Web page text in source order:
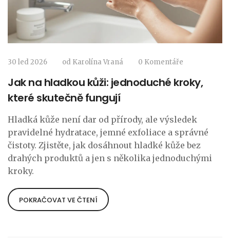
30 led 2026 od Karolína Vraná 0 Komentáře
Jak na hladkou kůži: jednoduché kroky,
které skutečně fungují
Hladká kůže není dar od přírody, ale výsledek
pravidelné hydratace, jemné exfoliace a správné
čistoty. Zjistěte, jak dosáhnout hladké kůže bez
drahých produktů a jen s několika jednoduchými
kroky.
POKRAČOVAT VE ČTENÍ